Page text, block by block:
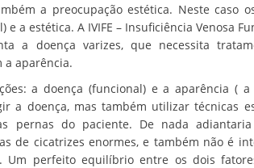
a preocupação estética. Neste caso
a estética. A IVIFE – Insuficiência Venosa
a doença varizes, que necessita
a aparência.
a doença (funcional) e a aparência ( a
a doença, mas também utilizar técnicas
pernas do paciente. De nada
de cicatrizes enormes, e também não é
Um perfeito equilíbrio entre os dois